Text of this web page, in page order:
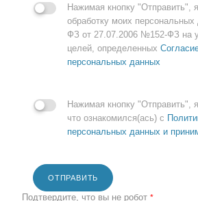
Нажимая кнопку "Отправить",
обработку моих
ФЗ от 27.07.2006 №152-ФЗ на
целей, определенных
персональных данных
Нажимая кнопку "Отправить",
что ознакомился(ась) с
персональных данных и
ОТПРАВИТЬ
Подтвердите, что вы не робот *